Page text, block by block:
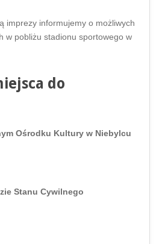
imprezy informujemy o możliwych
w pobliżu stadionu sportowego w
do
Ośrodku Kultury w Niebylcu
Stanu Cywilnego